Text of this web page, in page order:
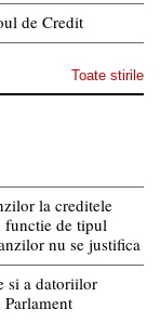
de Credit
Toate stirile
la creditele
functie de tipul
nu se justifica
si a datoriilor